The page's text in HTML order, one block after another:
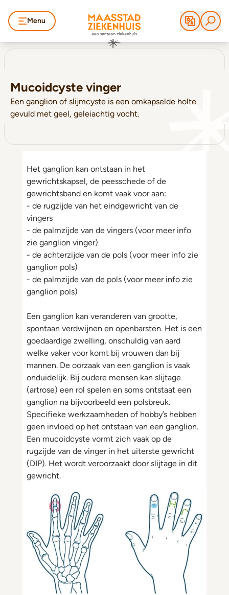
Menu
Mucoidcyste vinger
Een ganglion of slijmcyste is een omkapselde holte
gevuld met geel, geleiachtig vocht.
Het ganglion kan ontstaan in het
gewrichtskapsel, de peesschede of de
gewrichtsband en komt vaak voor aan:
- de rugzijde van het eindgewricht van de
vingers
- de palmzijde van de vingers (voor meer info
zie ganglion vinger)
- de achterzijde van de pols (voor meer info zie
ganglion pols)
- de palmzijde van de pols (voor meer info zie
ganglion pols)
Een ganglion kan veranderen van grootte,
spontaan verdwijnen en openbarsten. Het is een
goedaardige zwelling, onschuldig van aard
welke vaker voor komt bij vrouwen dan bij
mannen. De oorzaak van een ganglion is vaak
onduidelijk. Bij oudere mensen kan slijtage
(artrose) een rol spelen en soms ontstaat een
ganglion na bijvoorbeeld een polsbreuk.
Specifieke werkzaamheden of hobby’s hebben
geen invloed op het ontstaan van een ganglion.
Een mucoidcyste vormt zich vaak op de
rugzijde van de vinger in het uiterste gewricht
(DIP). Het wordt veroorzaakt door slijtage in dit
gewricht.